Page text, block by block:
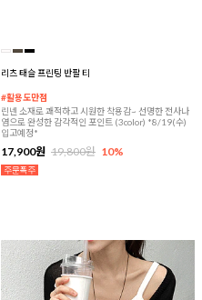
리츠 태슬 프린팅 반팔 티
#활용도만점
린넨 소재로 쾌적하고 시원한 착용감~ 선명한 전사나
염으로 완성한 감각적인 포인트 (3color) *8/19(수)
입고예정*
17,900원 19,800원 10%